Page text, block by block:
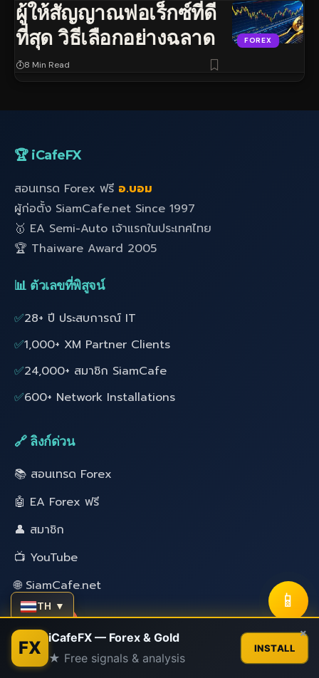
FOREX
ผู้ให้สัญญาณฟอเร็กซ์ที่ดี
ที่สุด วิธีเลือกอย่างฉลาด
8 Min Read
🏆 iCafeFX
สอนเทรด Forex ฟรี อ.บอม
ผู้ก่อตั้ง SiamCafe.net Since 1997
🥇 EA Semi-Auto เจ้าแรกในประเทศไทย
🏆 Thaiware Award 2005
📊 ตัวเลขที่พิสูจน์
✅28+ ปี ประสบการณ์ IT
✅1,000+ XM Partner Clients
✅24,000+ สมาชิก SiamCafe
✅600+ Network Installations
🔗 ลิงก์ด่วน
📚 สอนเทรด Forex
🤖 EA Forex ฟรี
👤 สมาชิก
📺 YouTube
🌐 SiamCafe.net
🎯 EA Series
🎩 REDHAT WARP EA
TH ▼ 📱
FX iCafeFX — Forex & Gold
★ Free signals & analysis
INSTALL
×
Contact us
Open